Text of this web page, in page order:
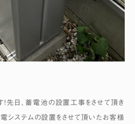
先日、蓄電池の設置工事をさせて頂き
システムの設置をさせて頂いたお客様